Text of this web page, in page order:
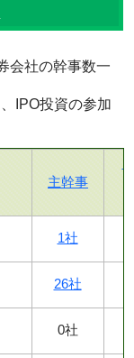
会社の幹事数一
IPO投資の参加
主幹事
1社
26社
0社